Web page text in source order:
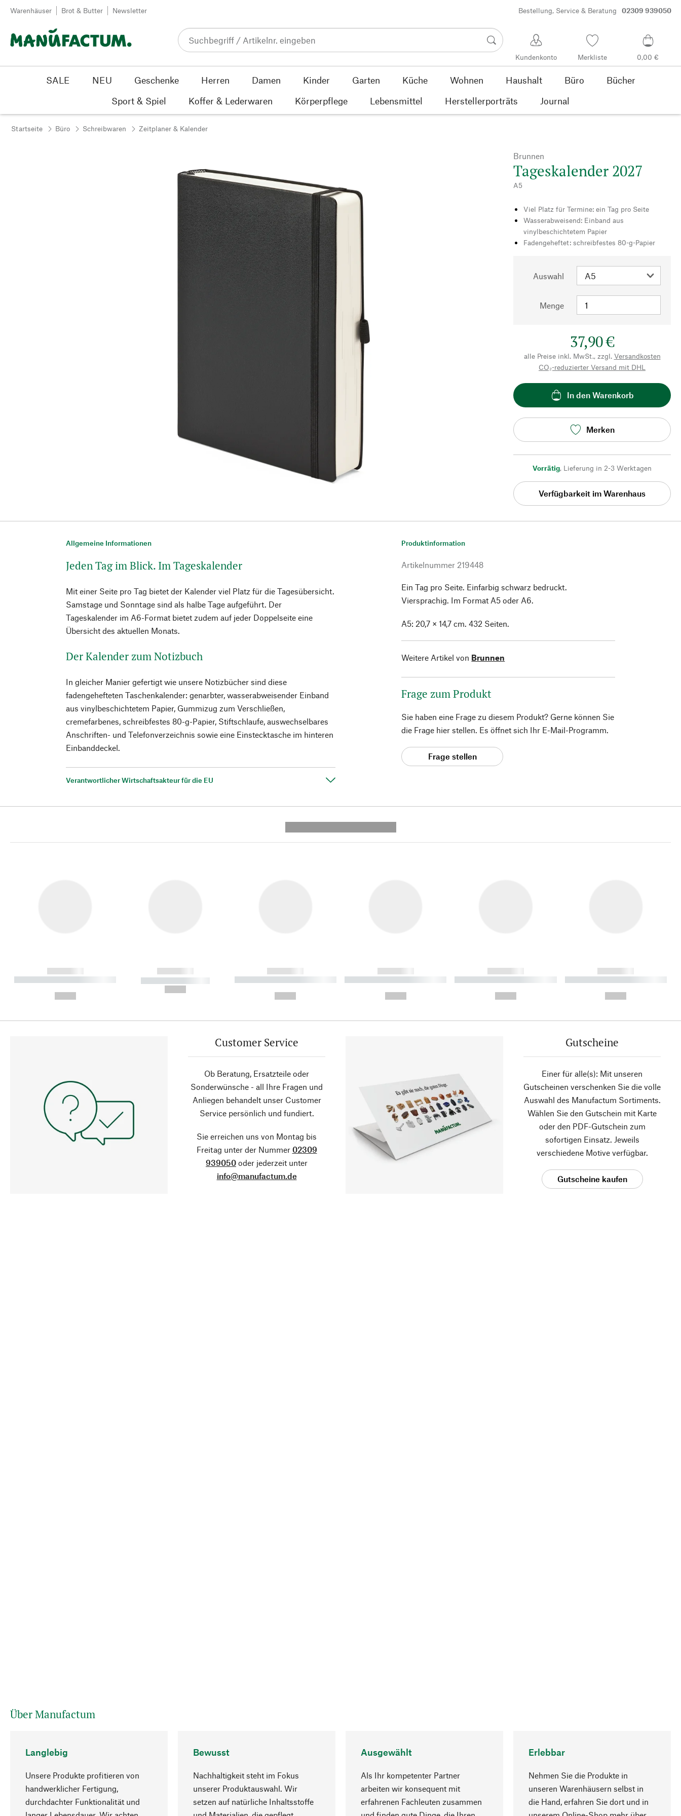
Zum Inhalt springen
Warenhäuser Brot & Butter Newsletter Bestellung, Service & Beratung 02309 939050
Kundenkonto Merkliste 0,00 €
SALE NEU Geschenke Herren Damen Kinder Garten Küche Wohnen Haushalt Büro
Bücher
Sport & Spiel
Koffer & Lederwaren Körperpflege Lebensmittel Herstellerporträts Journal
Startseite Büro Schreibwaren Zeitplaner & Kalender
Brunnen
Tageskalender 2027
A5
Viel Platz für Termine: ein Tag pro Seite
Wasserabweisend: Einband aus
vinylbeschichtetem Papier
Fadengeheftet: schreibfestes 80-g-Papier
Auswahl
Menge
37,90 €
alle Preise inkl. MwSt., zzgl. Versandkosten
CO₂-reduzierter Versand mit DHL
In den Warenkorb
Merken
Vorrätig, Lieferung in 2-3 Werktagen
Verfügbarkeit im Warenhaus
Allgemeine Informationen
Jeden Tag im Blick. Im Tageskalender
Mit einer Seite pro Tag bietet der Kalender viel Platz für die Tagesübersicht.
Samstage und Sonntage sind als halbe Tage aufgeführt. Der
Tageskalender im A6-Format bietet zudem auf jeder Doppelseite eine
Übersicht des aktuellen Monats.
Der Kalender zum Notizbuch
In gleicher Manier gefertigt wie unsere Notizbücher sind diese
fadengehefteten Taschenkalender: genarbter, wasserabweisender Einband
aus vinylbeschichtetem Papier, Gummizug zum Verschließen,
cremefarbenes, schreibfestes 80-g-Papier, Stiftschlaufe, auswechselbares
Anschriften- und Telefonverzeichnis sowie eine Einstecktasche im hinteren
Einbanddeckel.
Verantwortlicher Wirtschaftsakteur für die EU
Produktinformation
Artikelnummer 219448
Ein Tag pro Seite. Einfarbig schwarz bedruckt.
Viersprachig. Im Format A5 oder A6.
A5: 20,7 × 14,7 cm. 432 Seiten.
Weitere Artikel von Brunnen
Frage zum Produkt
Sie haben eine Frage zu diesem Produkt? Gerne können Sie
die Frage hier stellen. Es öffnet sich Ihr E-Mail-Programm.
Frage stellen
------------
----------- ----------- ----------
------------
----------- -----------
------------
----------- ----------- ----------
------------
----------- ----------- ----------
------------
----------- ----------- ----------
------------
----------- ----------- ----------
Customer Service
Ob Beratung, Ersatzteile oder
Sonderwünsche - all Ihre Fragen und
Anliegen behandelt unser Customer
Service persönlich und fundiert.
Sie erreichen uns von Montag bis
Freitag unter der Nummer 02309
939050 oder jederzeit unter
info@manufactum.de
Gutscheine
Einer für alle(s): Mit unseren
Gutscheinen verschenken Sie die volle
Auswahl des Manufactum Sortiments.
Wählen Sie den Gutschein mit Karte
oder den PDF-Gutschein zum
sofortigen Einsatz. Jeweils
verschiedene Motive verfügbar.
Gutscheine kaufen
Über Manufactum
Langlebig
Unsere Produkte profitieren von
handwerklicher Fertigung,
durchdachter Funktionalität und
Bewusst
Nachhaltigkeit steht im Fokus
unserer Produktauswahl. Wir
setzen auf natürliche Inhaltsstoffe
Ausgewählt
Als Ihr kompetenter Partner
arbeiten wir konsequent mit
erfahrenen Fachleuten zusammen
Erlebbar
Nehmen Sie die Produkte in
unseren Warenhäusern selbst in
die Hand, erfahren Sie dort und in